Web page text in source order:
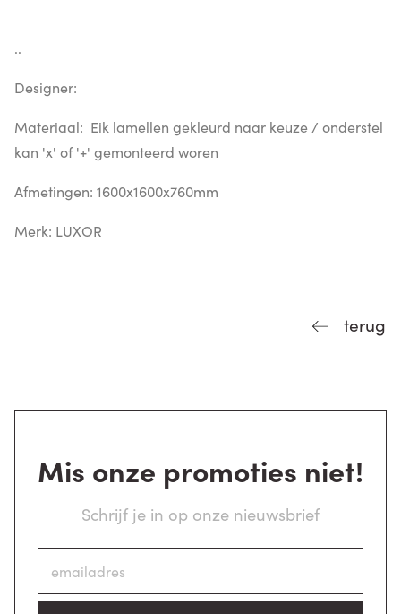
..
Designer:
Materiaal: Eik lamellen gekleurd naar keuze / onderstel
kan 'x' of '+' gemonteerd woren
Afmetingen: 1600x1600x760mm
Merk: LUXOR
terug
Mis onze promoties niet!
Schrijf je in op onze nieuwsbrief